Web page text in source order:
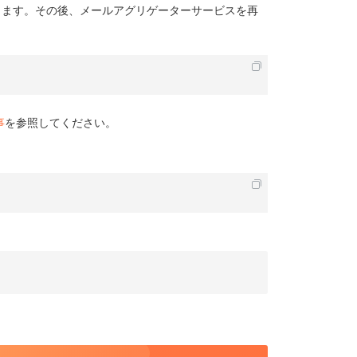
す。その後、メールアグリゲーターサービスを再
を参照してください。